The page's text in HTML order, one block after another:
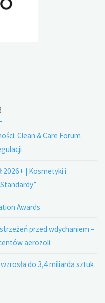
Clean & Care Forum
2026+ | Kosmetyki i
Awards
przed wdychaniem –
aerozoli
do 3,4 miliarda sztuk